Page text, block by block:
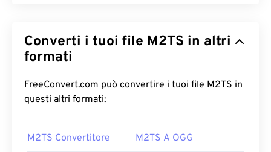
Converti i tuoi file M2TS in altri
formati
FreeConvert.com può convertire i tuoi file M2TS in
questi altri formati:
M2TS Convertitore M2TS A OGG